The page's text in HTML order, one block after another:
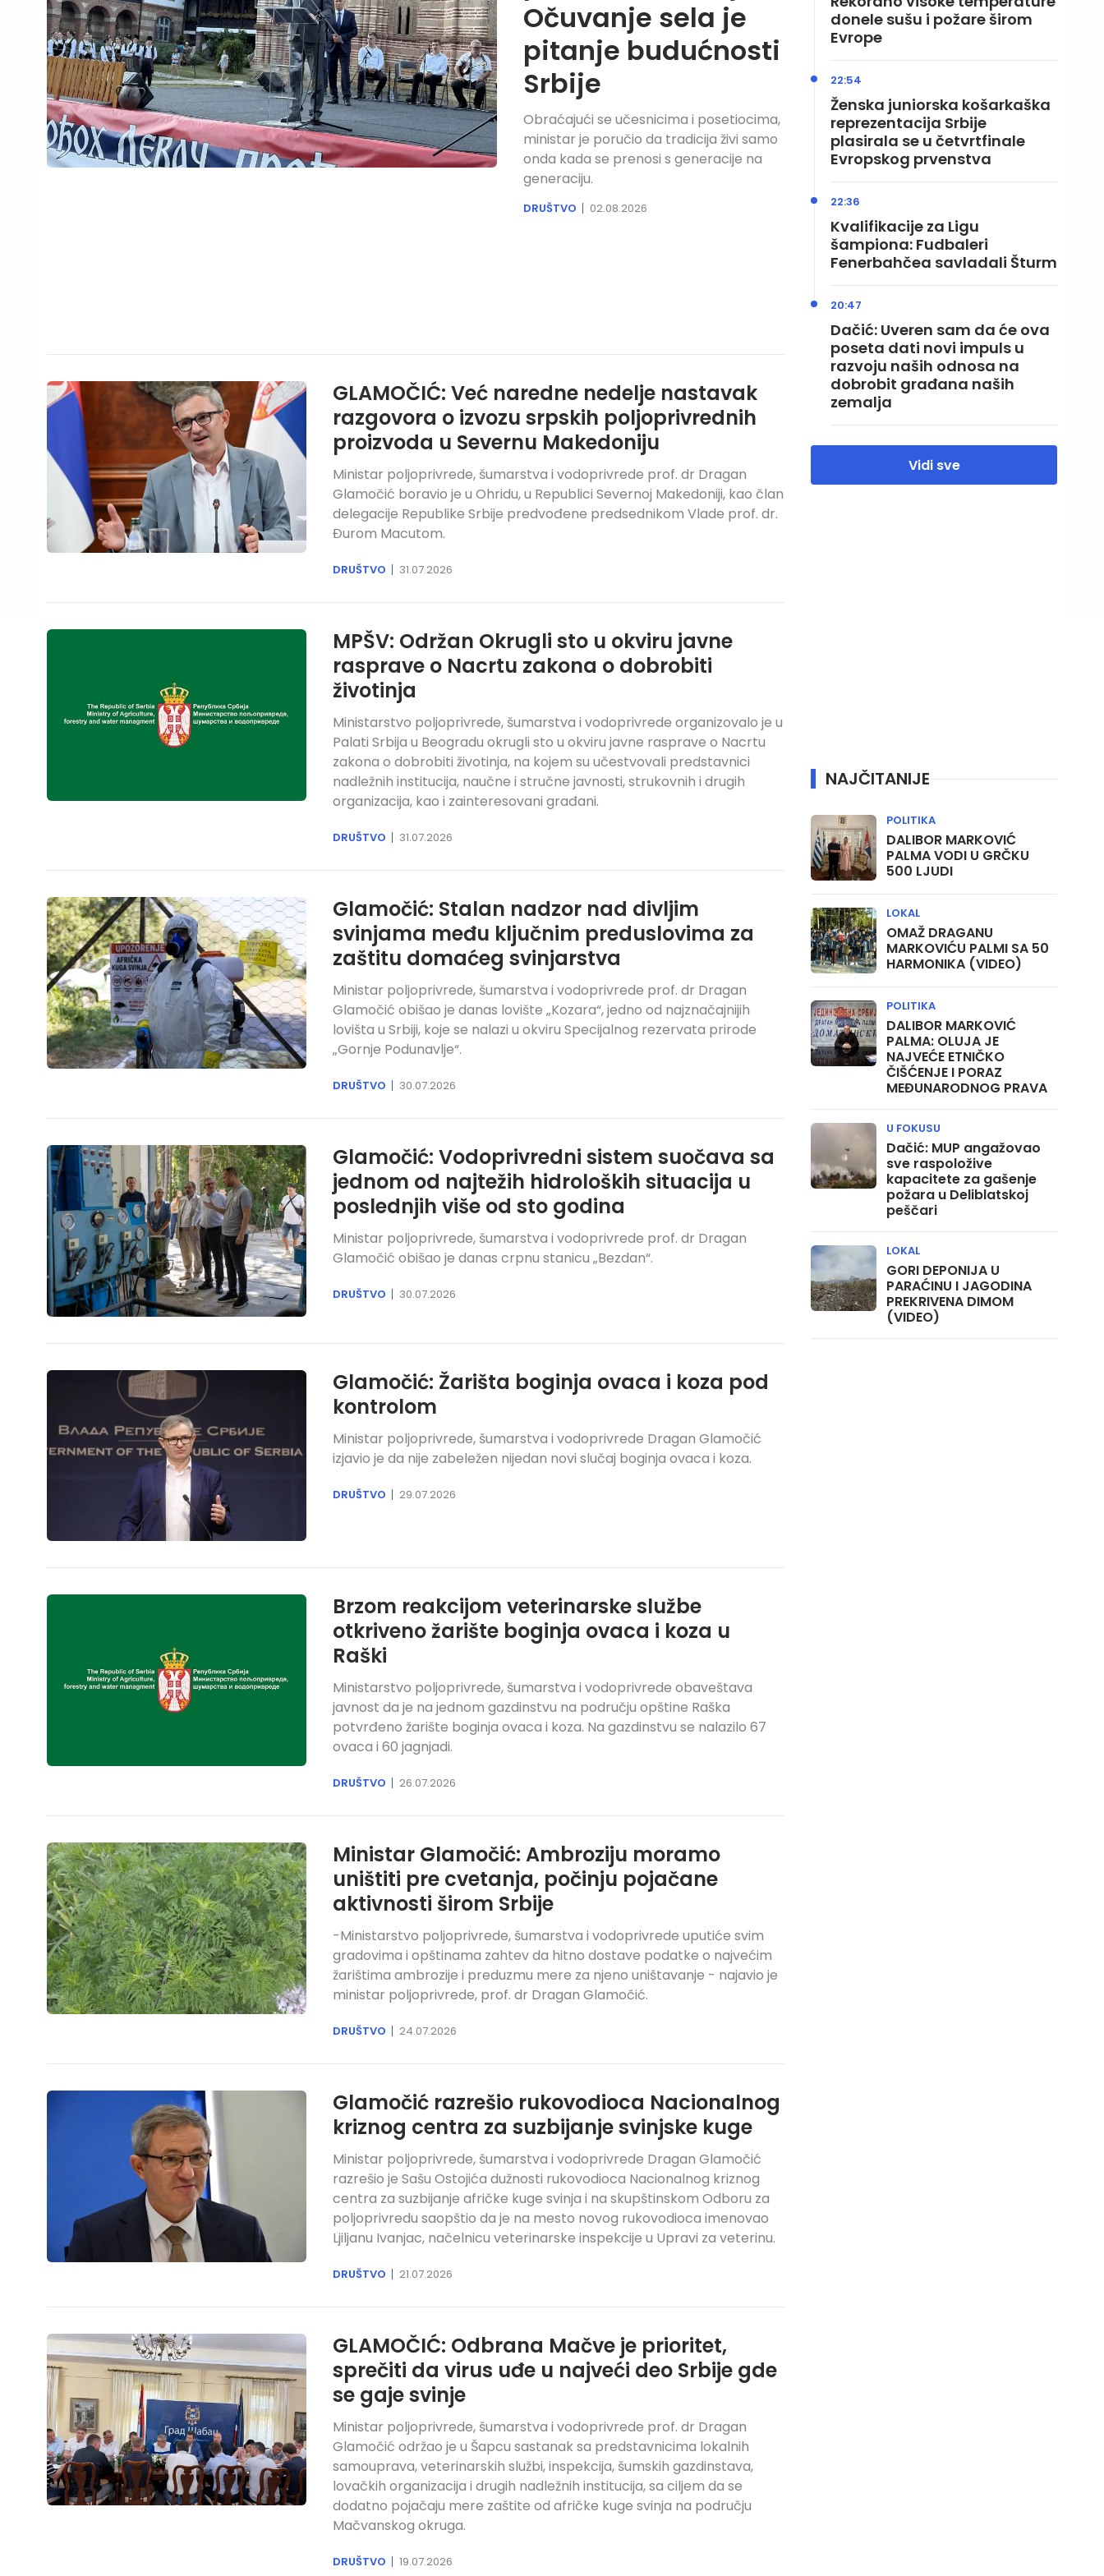
Očuvanje sela je
pitanje budućnosti
Srbije
Obraćajući se učesnicima i posetiocima,
ministar je poručio da tradicija živi samo
onda kada se prenosi s generacije na
generaciju.
DRUŠTVO 02.08.2026
GLAMOČIĆ: Već naredne nedelje nastavak
razgovora o izvozu srpskih poljoprivrednih
proizvoda u Severnu Makedoniju
Ministar poljoprivrede, šumarstva i vodoprivrede prof. dr Dragan
Glamočić boravio je u Ohridu, u Republici Severnoj Makedoniji, kao član
delegacije Republike Srbije predvođene predsednikom Vlade prof. dr.
Đurom Macutom.
DRUŠTVO 31.07.2026
MPŠV: Održan Okrugli sto u okviru javne
rasprave o Nacrtu zakona o dobrobiti
životinja
Ministarstvo poljoprivrede, šumarstva i vodoprivrede organizovalo je u
Palati Srbija u Beogradu okrugli sto u okviru javne rasprave o Nacrtu
zakona o dobrobiti životinja, na kojem su učestvovali predstavnici
nadležnih institucija, naučne i stručne javnosti, strukovnih i drugih
organizacija, kao i zainteresovani građani.
DRUŠTVO 31.07.2026
Glamočić: Stalan nadzor nad divljim
svinjama među ključnim preduslovima za
zaštitu domaćeg svinjarstva
Ministar poljoprivrede, šumarstva i vodoprivrede prof. dr Dragan
Glamočić obišao je danas lovište „Kozara“, jedno od najznačajnijih
lovišta u Srbiji, koje se nalazi u okviru Specijalnog rezervata prirode
„Gornje Podunavlje“.
DRUŠTVO 30.07.2026
Glamočić: Vodoprivredni sistem suočava sa
jednom od najtežih hidroloških situacija u
poslednjih više od sto godina
Ministar poljoprivrede, šumarstva i vodoprivrede prof. dr Dragan
Glamočić obišao je danas crpnu stanicu „Bezdan“.
DRUŠTVO 30.07.2026
Glamočić: Žarišta boginja ovaca i koza pod
kontrolom
Ministar poljoprivrede, šumarstva i vodoprivrede Dragan Glamočić
izjavio je da nije zabeležen nijedan novi slučaj boginja ovaca i koza.
DRUŠTVO 29.07.2026
Brzom reakcijom veterinarske službe
otkriveno žarište boginja ovaca i koza u
Raški
Ministarstvo poljoprivrede, šumarstva i vodoprivrede obaveštava
javnost da je na jednom gazdinstvu na području opštine Raška
potvrđeno žarište boginja ovaca i koza. Na gazdinstvu se nalazilo 67
ovaca i 60 jagnjadi.
DRUŠTVO 26.07.2026
Ministar Glamočić: Ambroziju moramo
uništiti pre cvetanja, počinju pojačane
aktivnosti širom Srbije
-Ministarstvo poljoprivrede, šumarstva i vodoprivrede uputiće svim
gradovima i opštinama zahtev da hitno dostave podatke o najvećim
žarištima ambrozije i preduzmu mere za njeno uništavanje - najavio je
ministar poljoprivrede, prof. dr Dragan Glamočić.
DRUŠTVO 24.07.2026
Glamočić razrešio rukovodioca Nacionalnog
kriznog centra za suzbijanje svinjske kuge
Ministar poljoprivrede, šumarstva i vodoprivrede Dragan Glamočić
razrešio je Sašu Ostojića dužnosti rukovodioca Nacionalnog kriznog
centra za suzbijanje afričke kuge svinja i na skupštinskom Odboru za
poljoprivredu saopštio da je na mesto novog rukovodioca imenovao
Ljiljanu Ivanjac, načelnicu veterinarske inspekcije u Upravi za veterinu.
DRUŠTVO 21.07.2026
GLAMOČIĆ: Odbrana Mačve je prioritet,
sprečiti da virus uđe u najveći deo Srbije gde
se gaje svinje
Ministar poljoprivrede, šumarstva i vodoprivrede prof. dr Dragan
Glamočić održao je u Šapcu sastanak sa predstavnicima lokalnih
samouprava, veterinarskih službi, inspekcija, šumskih gazdinstava,
lovačkih organizacija i drugih nadležnih institucija, sa ciljem da se
dodatno pojačaju mere zaštite od afričke kuge svinja na području
Mačvanskog okruga.
DRUŠTVO 19.07.2026
donele sušu i požare širom
Evrope
Ženska juniorska košarkaška
reprezentacija Srbije
plasirala se u četvrtfinale
Evropskog prvenstva
22:54
Kvalifikacije za Ligu
šampiona: Fudbaleri
Fenerbahčea savladali Šturm
22:36
Dačić: Uveren sam da će ova
poseta dati novi impuls u
razvoju naših odnosa na
dobrobit građana naših
zemalja
20:47
Vidi sve
NAJČITANIJE
DALIBOR MARKOVIĆ
PALMA VODI U GRČKU
500 LJUDI
POLITIKA
OMAŽ DRAGANU
MARKOVIĆU PALMI SA 50
HARMONIKA (VIDEO)
LOKAL
DALIBOR MARKOVIĆ
PALMA: OLUJA JE
NAJVEĆE ETNIČKO
ČIŠĆENJE I PORAZ
MEĐUNARODNOG PRAVA
POLITIKA
Dačić: MUP angažovao
sve raspoložive
kapacitete za gašenje
požara u Deliblatskoj
peščari
U FOKUSU
GORI DEPONIJA U
PARAĆINU I JAGODINA
PREKRIVENA DIMOM
(VIDEO)
LOKAL